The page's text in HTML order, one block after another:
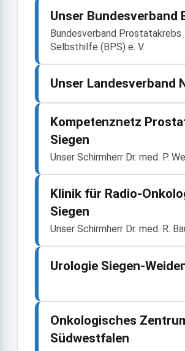
Unser Bundesverband
Bundesverband Prostatakrebs
Selbsthilfe (BPS) e. V.
Unser Landesverband
Kompetenznetz
Siegen
Unser Schirmherr Dr. med. P.
Klinik für Radio-
Siegen
Unser Schirmherr Dr. med. R.
Urologie Siegen-
Onkologisches
Südwestfalen